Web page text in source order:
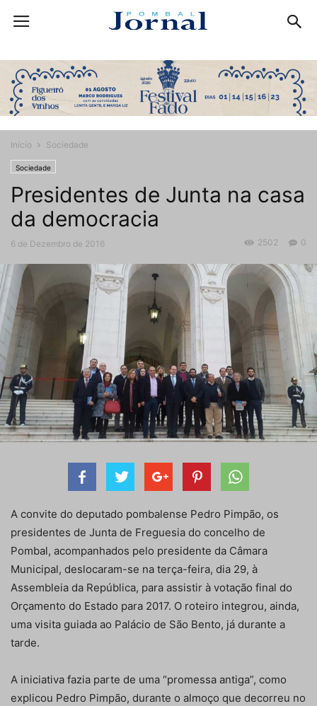
Início Sociedade
Sociedade
Presidentes de Junta na casa
da democracia
6 de Dezembro de 2016 0
2502
A convite do deputado pombalense Pedro Pimpão, os
presidentes de Junta de Freguesia do concelho de
Pombal, acompanhados pelo presidente da Câmara
Municipal, deslocaram-se na terça-feira, dia 29, à
Assembleia da República, para assistir à votação final do
Orçamento do Estado para 2017. O roteiro integrou, ainda,
uma visita guiada ao Palácio de São Bento, já durante a
tarde.
A iniciativa fazia parte de uma “promessa antiga”, como
explicou Pedro Pimpão, durante o almoço que decorreu no